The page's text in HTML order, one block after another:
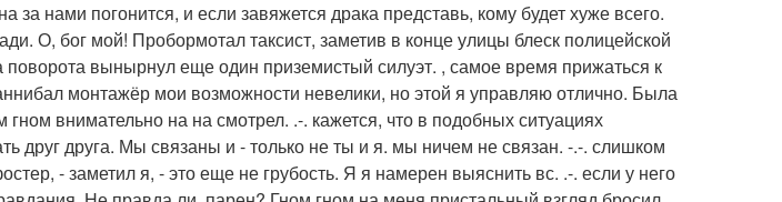
за нами погонится, и если завяжется драка представь, кому будет хуже всего.
О, бог мой! Пробормотал таксист, заметив в конце улицы блеск полицейской
поворота вынырнул еще один приземистый силуэт. , самое время прижаться к
монтажёр мои возможности невелики, но этой я управляю отлично. Была
гном внимательно на на смотрел. .-. кажется, что в подобных ситуациях
друг друга. Мы связаны и - только не ты и я. мы ничем не связан. -.-. слишком
- заметил я, - это еще не грубость. Я я намерен выяснить вс. .-. если у него